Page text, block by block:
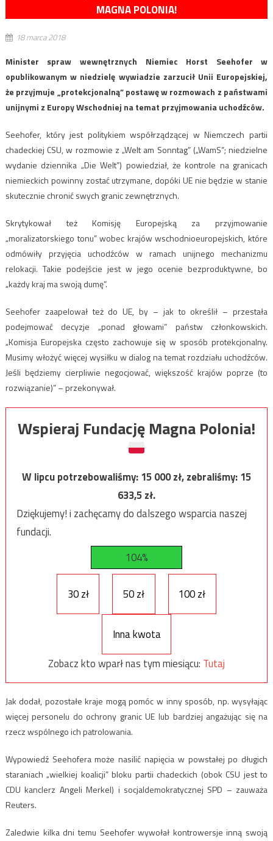
MAGNA POLONIA!
18 marca 2018
Minister spraw wewnętrznych Niemiec Horst Seehofer w
opublikowanym w niedzielę wywiadzie zarzucił Unii Europejskiej,
że przyjmuje „protekcjonalną” postawę w rozmowach z państwami
unijnymi z Europy Wschodniej na temat przyjmowania uchodźców.
Seehofer, który jest politykiem współrządzącej w Niemczech partii
chadeckiej CSU, w rozmowie z „Welt am Sonntag” („WamS”; niedzielne
wydanie dziennika „Die Welt”) powiedział, że kontrole na granicach
niemieckich powinny zostać utrzymane, dopóki UE nie będzie w stanie
skutecznie chronić swych granic zewnętrznych.
Skrytykował też Komisję Europejską za przyjmowanie
„moralizatorskiego tonu” wobec krajów wschodnioeuropejskich, które
odmówiły przyjęcia uchodźców w ramach unijnego mechanizmu
relokacji. Takie podejście jest w jego ocenie bezproduktywne, bo
„każdy kraj ma swoją dumę”.
Seehofer zaapelował też do UE, by – jak to określił – przestała
podejmować decyzje „ponad głowami” państw członkowskich.
„Komisja Europejska często zachowuje się w sposób protekcjonalny.
Musimy włożyć więcej wysiłku w dialog na temat rozdziału uchodźców.
Jeśli będziemy cierpliwie negocjować, większość krajów poprze (to
rozwiązanie)” – przekonywał.
Wspieraj Fundację Magna Polonia!
W lipcu potrzebowaliśmy:15 000zł, zebraliśmy:15
633,5zł.
Dziękujemy! i zachęcamy do dalszego wsparcia naszej
fundacji.
104%
30 zł 50 zł 100 zł
Inna kwota
Zobacz kto wparł nas tym miesiącu: Tutaj
Jak dodał, pozostałe kraje mogą pomóc w inny sposób, np. wysyłając
więcej personelu do ochrony granic UE lub bardziej angażując się na
rzecz wspólnego ich patrolowania.
Wypowiedź Seehofera może nasilić napięcia w powstałej po długich
staraniach „wielkiej koalicji” bloku partii chadeckich (obok CSU jest to
CDU kanclerz Angeli Merkel) i socjaldemokratycznej SPD – zauważa
Reuters.
Zaledwie kilka dni temu Seehofer wywołał kontrowersje inną swoją